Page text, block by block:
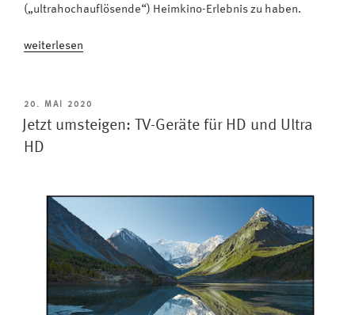
(„ultrahochauflösende“) Heimkino-Erlebnis zu haben.
„Schon
Haushalte
in
Deutschland
nicht
Qualität
fern“
weiterlesen
VERÖFFENTLICHT
AM
20. MAI 2020
Jetzt umsteigen: TV-Geräte für HD und Ultra
HD